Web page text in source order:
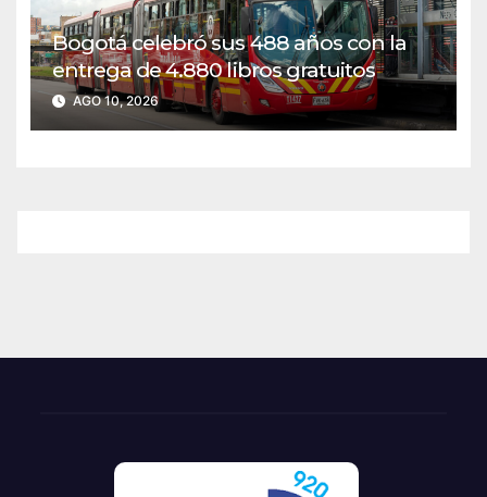
Bogotá celebró sus 488 años con la
entrega de 4.880 libros gratuitos
AGO 10, 2026